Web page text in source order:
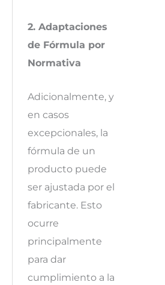
2. Adaptaciones
de Fórmula por
Normativa
Adicionalmente, y
en casos
excepcionales, la
fórmula de un
producto puede
ser ajustada por el
fabricante. Esto
ocurre
principalmente
para dar
cumplimiento a la